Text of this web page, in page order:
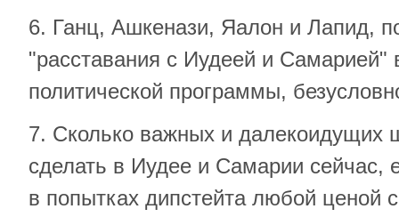
6. Ганц, Ашкенази, Яалон и Лапид,
"расставания с Иудеей и Самарией"
политической программы,
7. Сколько важных и
сделать в Иудее и Самарии сейчас,
в попытках дипстейта любой ценой